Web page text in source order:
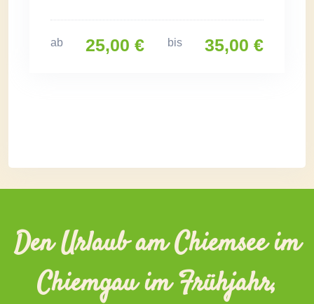
ab 25,00 € bis 35,00 €
Den Urlaub am Chiemsee im
Chiemgau im Frühjahr,